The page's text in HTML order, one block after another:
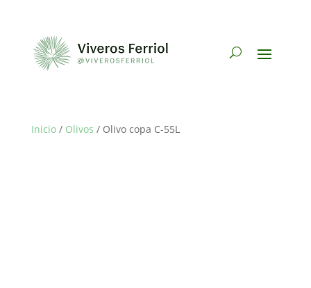
Inicio/ Olivos / Olivo copa C-55L